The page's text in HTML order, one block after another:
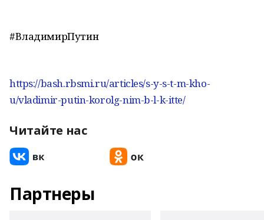
#ВладимирПутин
https://bash.rbsmi.ru/articles/s-y-s-t-m-kho-
u/vladimir-putin-korolg-nim-b-l-k-itte/
Читайте нас
Партнеры